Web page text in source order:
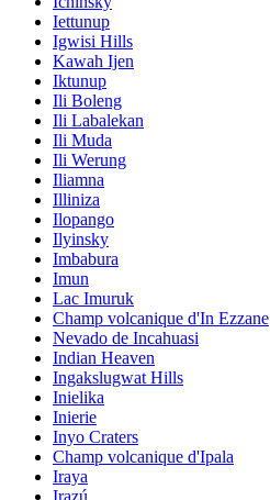
Iettunup
Igwisi Hills
Kawah Ijen
Iktunup
Ili Boleng
Ili Labalekan
Ili Muda
Ili Werung
Iliamna
Illiniza
Ilopango
Ilyinsky
Imbabura
Imun
Lac Imuruk
Champ volcanique d'In Ezzane
Nevado de Incahuasi
Indian Heaven
Ingakslugwat Hills
Inielika
Inierie
Inyo Craters
Champ volcanique d'Ipala
Iraya
Irazú